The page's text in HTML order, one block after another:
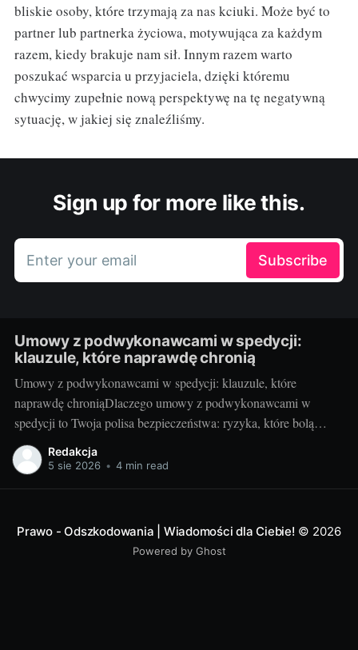
bliskie osoby, które trzymają za nas kciuki. Może być to
partner lub partnerka życiowa, motywująca za każdym
razem, kiedy brakuje nam sił. Innym razem warto
poszukać wsparcia u przyjaciela, dzięki któremu
chwycimy zupełnie nową perspektywę na tę negatywną
sytuację, w jakiej się znaleźliśmy.
Sign up for more like this.
Enter your email Subscribe
Umowy z podwykonawcami w spedycji:
klauzule, które naprawdę chronią
Umowy z podwykonawcami w spedycji: klauzule, które
naprawdę chroniąDlaczego umowy z podwykonawcami w
spedycji to Twoja polisa bezpieczeństwa: ryzyka, które bolą
najbardziejW spedycji szybkość decyzji spotyka się z wysokim
ryzykiem. Brak jasnych zapisów z podwykonawcą
Redakcja
5 sie 2026 • 4 min read
Prawo - Odszkodowania | Wiadomości dla Ciebie! © 2026
Powered by Ghost